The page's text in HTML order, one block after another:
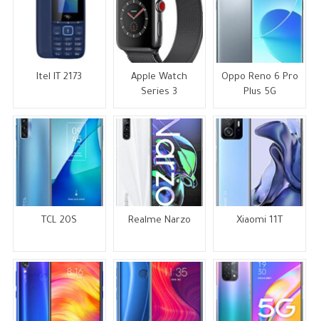
Itel IT 2173
Apple Watch
Series 3
Oppo Reno 6 Pro
Plus 5G
TCL 20S Realme Narzo Xiaomi 11T